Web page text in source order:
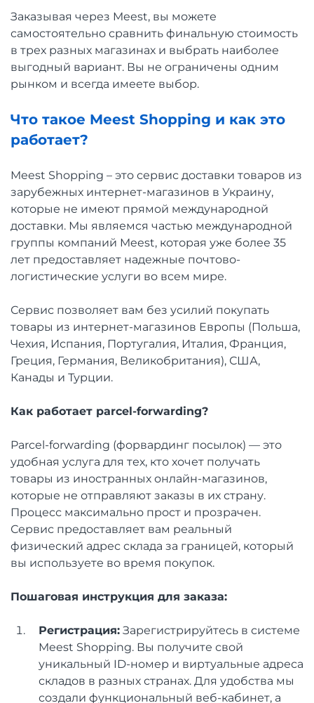
Заказывая через Meest, вы можете
самостоятельно сравнить финальную стоимость
в трех разных магазинах и выбрать наиболее
выгодный вариант. Вы не ограничены одним
рынком и всегда имеете выбор.
Что такое Meest Shopping и как это
работает?
Meest Shopping – это сервис доставки товаров из
зарубежных интернет-магазинов в Украину,
которые не имеют прямой международной
доставки. Мы являемся частью международной
группы компаний Meest, которая уже более 35
лет предоставляет надежные почтово-
логистические услуги во всем мире.
Сервис позволяет вам без усилий покупать
товары из интернет-магазинов Европы (Польша,
Чехия, Испания, Португалия, Италия, Франция,
Греция, Германия, Великобритания), США,
Канады и Турции.
Как работает parcel-forwarding?
Parcel-forwarding (форвардинг посылок) — это
удобная услуга для тех, кто хочет получать
товары из иностранных онлайн-магазинов,
которые не отправляют заказы в их страну.
Процесс максимально прост и прозрачен.
Сервис предоставляет вам реальный
физический адрес склада за границей, который
вы используете во время покупок.
Пошаговая инструкция для заказа:
Регистрация: Зарегистрируйтесь в системе
Meest Shopping. Вы получите свой
уникальный ID-номер и виртуальные адреса
складов в разных странах. Для удобства мы
создали функциональный веб-кабинет, а